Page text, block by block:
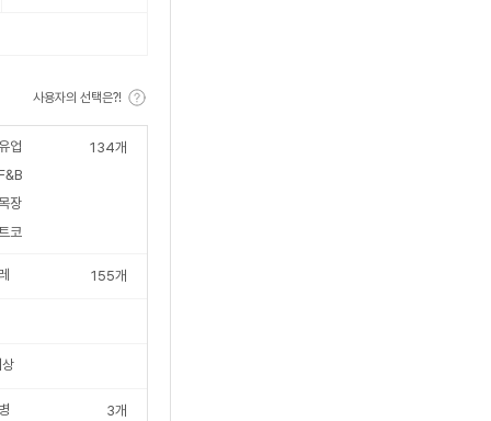
사용자의 선택은?!
업
장
코
134개
155개
3개